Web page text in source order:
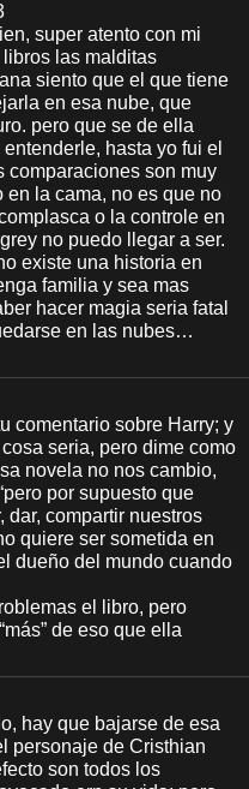
super atento con mi
las malditas
siento que el que tiene
en esa nube, que
pero que se de ella
hasta yo fui el
comparaciones son muy
la cama, no es que no
o la controle en
no puedo llegar a ser.
existe una historia en
familia y sea mas
hacer magia seria fatal
en las nubes…
comentario sobre Harry; y
seria, pero dime como
novela no nos cambio,
por supuesto que
dar, compartir nuestros
quiere ser sometida en
dueño del mundo cuando
el libro, pero
de eso que ella
hay que bajarse de esa
personaje de Cristhian
son todos los